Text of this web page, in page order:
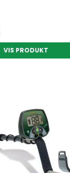
VIS PRODUKT